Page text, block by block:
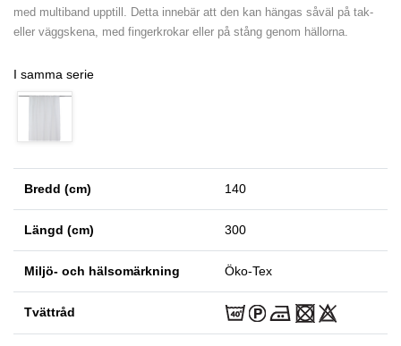
med multiband upptill. Detta innebär att den kan hängas såväl på tak-
eller väggskena, med fingerkrokar eller på stång genom hällorna.
I samma serie
Bredd (cm) 140
Längd (cm) 300
Miljö- och hälsomärkning Öko-Tex
Tvättråd